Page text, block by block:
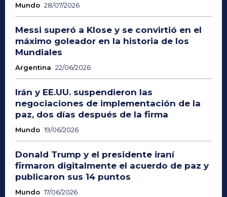
Mundo 28/07/2026
Messi superó a Klose y se convirtió en el
máximo goleador en la historia de los
Mundiales
Argentina 22/06/2026
Irán y EE.UU. suspendieron las
negociaciones de implementación de la
paz, dos días después de la firma
Mundo 19/06/2026
Donald Trump y el presidente iraní
firmaron digitalmente el acuerdo de paz y
publicaron sus 14 puntos
Mundo 17/06/2026